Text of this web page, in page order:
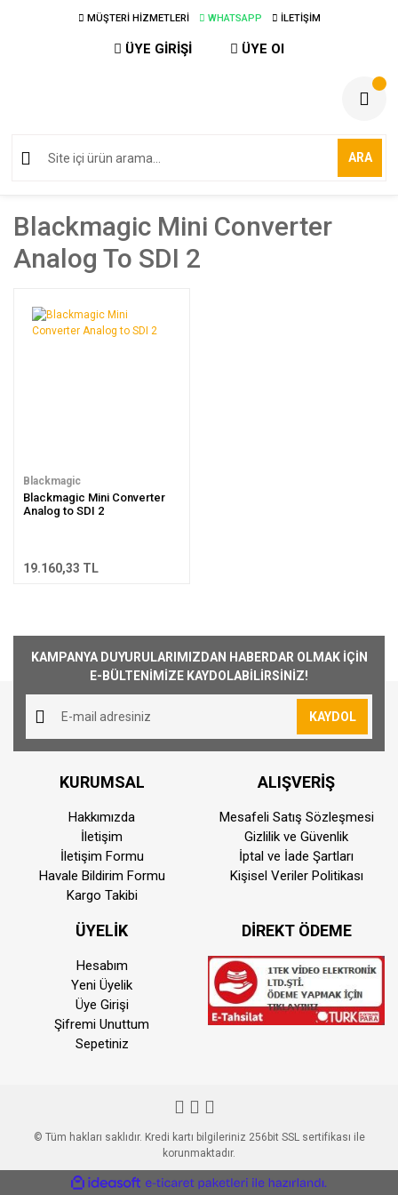
MÜŞTERİ HİZMETLERİ WHATSAPP İLETİŞİM
ÜYE GİRİŞİ ÜYE Ol
ARA
Blackmagic Mini Converter
Analog To SDI 2
Blackmagic
Blackmagic Mini Converter
Analog to SDI 2
19.160,33 TL
KAMPANYA DUYURULARIMIZDAN HABERDAR OLMAK İÇİN
E-BÜLTENİMİZE KAYDOLABİLİRSİNİZ!
KAYDOL
KURUMSAL
Hakkımızda
İletişim
İletişim Formu
Havale Bildirim Formu
Kargo Takibi
ALIŞVERİŞ
Mesafeli Satış Sözleşmesi
Gizlilik ve Güvenlik
İptal ve İade Şartları
Kişisel Veriler Politikası
ÜYELİK
Hesabım
Yeni Üyelik
Üye Girişi
Şifremi Unuttum
Sepetiniz
DİREKT ÖDEME
© Tüm hakları saklıdır. Kredi kartı bilgileriniz 256bit SSL sertifikası ile
korunmaktadır.
ideasoft
e-